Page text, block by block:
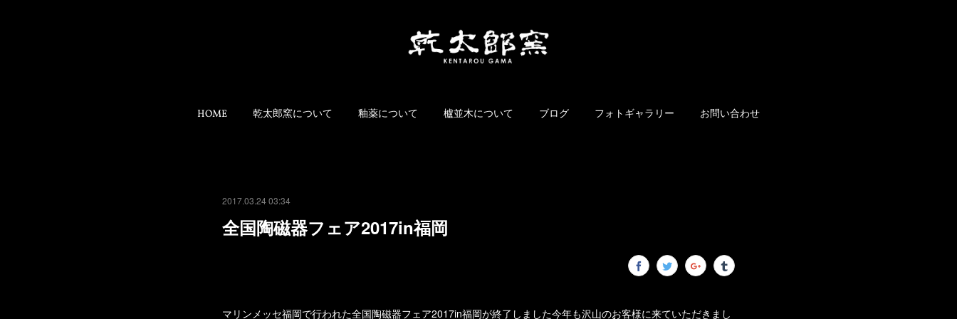
HOME 乾太郎窯について 釉薬について 櫨並木について ブログ フォトギャラリー お問い合わせ
2017.03.24 03:34
全国陶磁器フェア2017in福岡
マリンメッセ福岡で行われた全国陶磁器フェア2017in福岡が終了しました今年も沢山のお客様に来ていただきまし